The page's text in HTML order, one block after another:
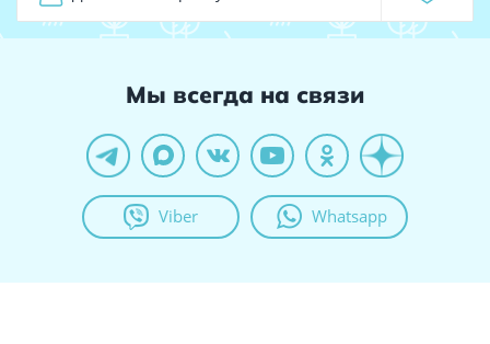
Мы всегда на связи
Viber Whatsapp